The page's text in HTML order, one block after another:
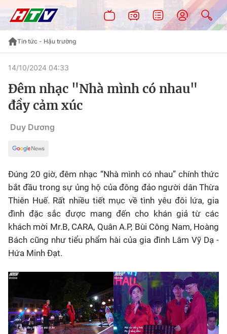
Tin tức - Hậu trường
14/10/2024 04:33
Đêm nhạc "Nhà mình có nhau"
đầy cảm xúc
Duy Dương
Đúng 20 giờ, đêm nhạc “Nhà mình có nhau” chính thức
bắt đầu trong sự ủng hộ của đông đảo người dân Thừa
Thiên Huế. Rất nhiều tiết mục về tình yêu đôi lứa, gia
đình đặc sắc được mang đến cho khán giả từ các
khách mời Mr.B, CARA, Quân A.P, Bùi Công Nam, Hoàng
Bách cũng như tiểu phẩm hài của gia đình Lâm Vỹ Dạ -
Hứa Minh Đạt.